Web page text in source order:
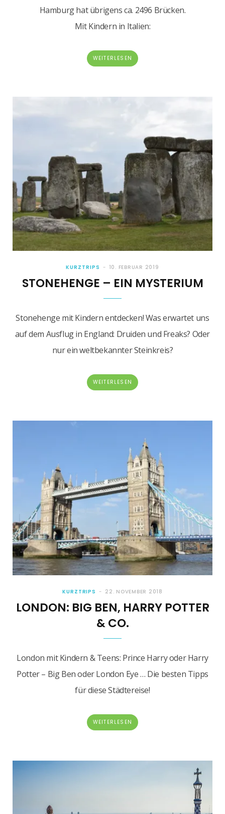
Hamburg hat übrigens ca. 2496 Brücken.
Mit Kindern in Italien:
WEITERLESEN
KURZTRIPS 10. FEBRUAR 2019
STONEHENGE – EIN MYSTERIUM
Stonehenge mit Kindern entdecken! Was erwartet uns
auf dem Ausflug in England: Druiden und Freaks? Oder
nur ein weltbekannter Steinkreis?
WEITERLESEN
KURZTRIPS 22. NOVEMBER 2018
LONDON: BIG BEN, HARRY POTTER
& CO.
London mit Kindern & Teens: Prince Harry oder Harry
Potter – Big Ben oder London Eye … Die besten Tipps
für diese Städtereise!
WEITERLESEN